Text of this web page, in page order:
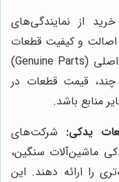
خرید از نمایندگی‌های
اصالت و کیفیت قطعات
است. نمایندگی‌ها معمولاً قطعات اصلی (Genuine Parts)
چند، قیمت قطعات در
منابع باشد.
یدکی: شرکت‌های
ماشین‌آلات سنگین،
را ارائه دهند. این